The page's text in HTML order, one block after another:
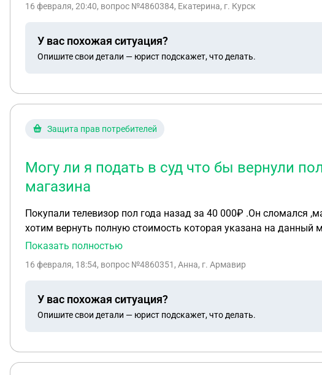
16 февраля, 20:40, вопрос №4860384, Екатерина, г. Курск
У вас похожая ситуация?
Опишите свои детали — юрист подскажет, что делать.
Защита прав потребителей
Могу ли я подать в суд что бы вернули
магазина
Покупали телевизор пол года назад за 40 000₽ .Он сломался
хотим вернуть полную стоимость которая указана на данный момент у магазина
отказываются возвращать данную сумму а только 40000₽ без
магазина.
Показать полностью
16 февраля, 18:54, вопрос №4860351, Анна, г. Армавир
У вас похожая ситуация?
Опишите свои детали — юрист подскажет, что делать.